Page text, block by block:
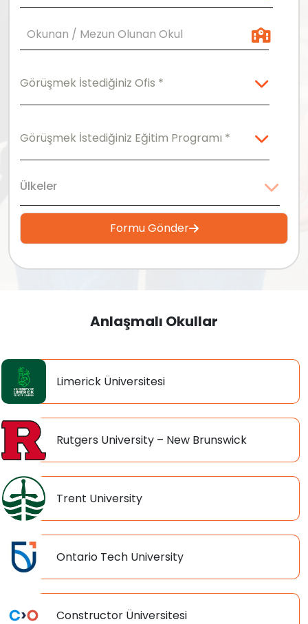
Görüşmek İstediğiniz Ofis *
Danışmanlık
Adana Yurtdışı Eğitim Danışmanlığı
İzmir Yurtdışı Eğitim Danışmanlığı
Görüşmek İstediğiniz Eğitim Programı *
Yüksek Lisans / MBA
Yurtdışı Dil Okulları
Sertifika & Diploma Programı
Yurtdışı Lise Programları
Ülkeler
Formu Gönder
Anlaşmalı Okullar
Limerick Üniversitesi
Rutgers University – New Brunswick
Trent University
Ontario Tech University
Constructor Üniversitesi